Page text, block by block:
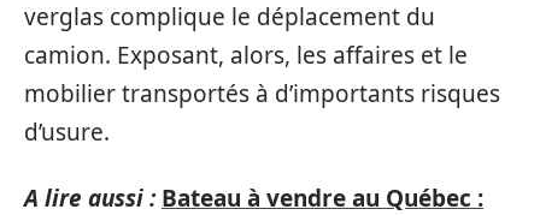
verglas complique le déplacement du
camion. Exposant, alors, les affaires et le
mobilier transportés à d’importants risques
d’usure.
A lire aussi : Bateau à vendre au Québec :